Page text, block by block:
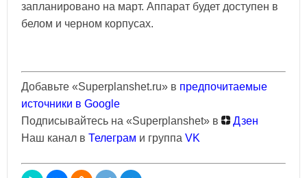
запланировано на март. Аппарат будет доступен в
белом и черном корпусах.
Добавьте «Superplanshet.ru» в предпочитаемые
источники в Google
Подписывайтесь на «Superplanshet» в
Дзен
Наш канал в Телеграм и группа VK